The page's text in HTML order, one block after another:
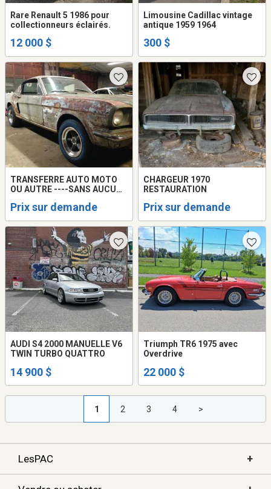
Rare Renault 5 1986 pour
collectionneurs éclairés.
12 000 $
Limousine Cadillac vintage
antique 1959 1964
300 $
TRANSFERRE AUTO MOTO
OU AUTRE ----SANS AUCUNE
SE FAIT ET AUTRE AUTO
Prix sur demande
CHARGEUR 1970
RESTAURATION
Prix sur demande
AUDI S4 2000 MANUELLE V6
TWIN TURBO QUATTRO
14 900 $
Triumph TR6 1975 avec
Overdrive
22 000 $
1 2 3 4 >
LesPAC +